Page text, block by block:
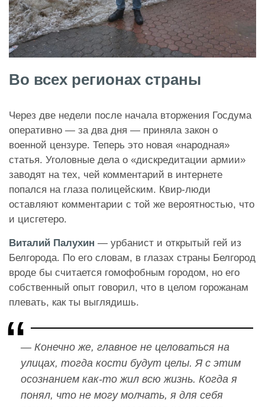
Во всех регионах страны
Через две недели после начала вторжения Госдума
оперативно — за два дня — приняла закон о
военной цензуре. Теперь это новая «народная»
статья. Уголовные дела о «дискредитации армии»
заводят на тех, чей комментарий в интернете
попался на глаза полицейским. Квир-люди
оставляют комментарии с той же вероятностью, что
и цисгетеро.
Виталий Палухин — урбанист и открытый гей из
Белгорода. По его словам, в глазах страны Белгород
вроде бы считается гомофобным городом, но его
собственный опыт говорил, что в целом горожанам
плевать, как ты выглядишь.
— Конечно же, главное не целоваться на
улицах, тогда кости будут целы. Я с этим
осознанием как-то жил всю жизнь. Когда я
понял, что не могу молчать, я для себя